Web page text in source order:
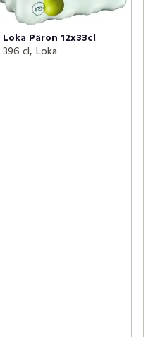
Loka Päron 12x33cl
396 cl, Loka